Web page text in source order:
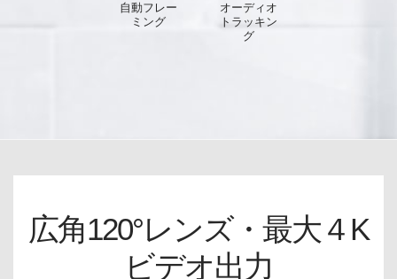
自動フレー
ミング
オーディオ
トラッキン
グ
広角120°レンズ・最大４K
ビデオ出力